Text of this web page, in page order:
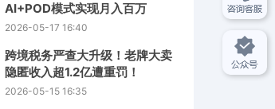
AI+POD模式实现月入百万
2026-05-17 16:40
跨境税务严查大升级！老牌大卖
隐匿收入超1.2亿遭重罚！
2026-05-15 16:35